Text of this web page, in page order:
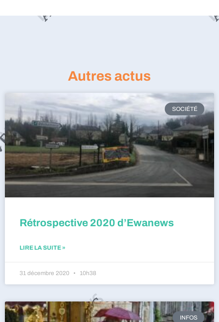
Autres actus
SOCIÉTÉ
Rétrospective 2020 d’Ewanews
LIRE LA SUITE »
31 décembre 2020 10h38
INFOS